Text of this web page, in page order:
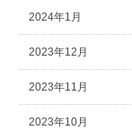
2024年1月
2023年12月
2023年11月
2023年10月